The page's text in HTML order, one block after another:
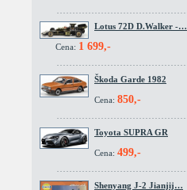
Lotus 72D D.Walker -…
Cena: 1 699,-
Škoda Garde 1982
Cena: 850,-
Toyota SUPRA GR
Cena: 499,-
Shenyang J-2 Jianjij…